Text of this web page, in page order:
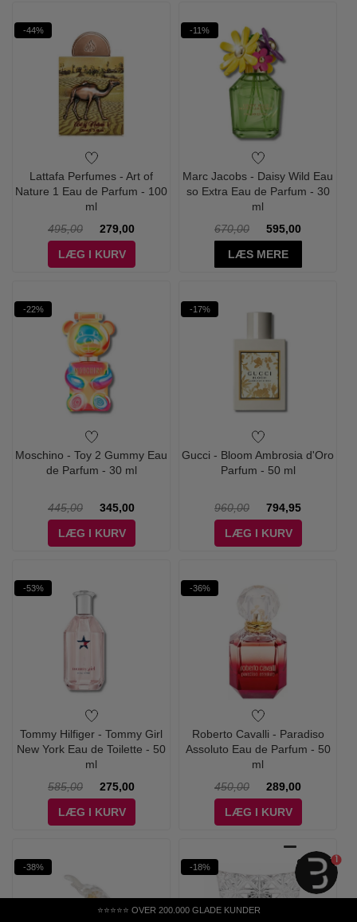
⭐⭐⭐⭐⭐ OVER 200.000 GLADE KUNDER
-44%
Lattafa Perfumes - Art of
Nature 1 Eau de Parfum - 100
ml
495,00
279,00
LÆG I KURV
-11%
Marc Jacobs - Daisy Wild Eau
so Extra Eau de Parfum - 30
ml
670,00
595,00
LÆS MERE
-22%
Moschino - Toy 2 Gummy Eau
de Parfum - 30 ml
445,00
345,00
LÆG I KURV
-17%
Gucci - Bloom Ambrosia d'Oro
Parfum - 50 ml
960,00
794,95
LÆG I KURV
-53%
Tommy Hilfiger - Tommy Girl
New York Eau de Toilette - 50
ml
585,00
275,00
LÆG I KURV
-36%
Roberto Cavalli - Paradiso
Assoluto Eau de Parfum - 50
ml
450,00
289,00
LÆG I KURV
-38% -18% NYHED
1